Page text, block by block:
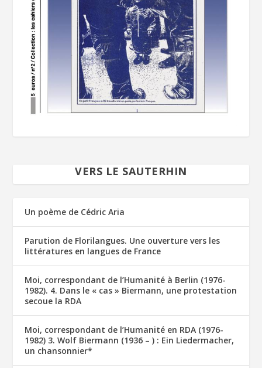
VERS LE SAUTERHIN
Un poème de Cédric Aria
Parution de Florilangues. Une ouverture vers les
littératures en langues de France
Moi, correspondant de l’Humanité à Berlin (1976-
1982). 4. Dans le « cas » Biermann, une protestation
secoue la RDA
Moi, correspondant de l’Humanité en RDA (1976-
1982) 3. Wolf Biermann (1936 – ) : Ein Liedermacher,
un chansonnier*